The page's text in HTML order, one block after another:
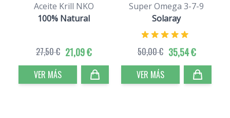
Aceite Krill NKO
100% Natural
21,09 €
27,50 €
VER MÁS
Super Omega 3-7-9
Solaray
35,54 €
50,00 €
VER MÁS